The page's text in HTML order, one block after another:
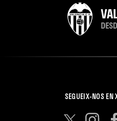
SEGUEIX-NOS EN